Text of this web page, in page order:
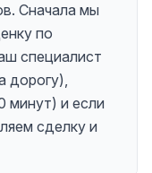
Сначала мы
по
специалист
дорогу),
минут) и если
сделку и